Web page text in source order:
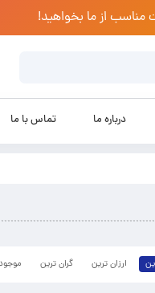
مناسب از ما بخواهید!
درباره ما تماس با ما
ارزان ترین گران ترین